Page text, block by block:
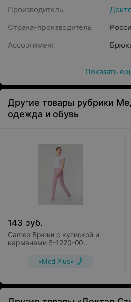
Производитель
Страна-производитель
Ассортимент
Показать
Другие товары рубрики
одежда и обувь
143 руб.
Cameo Брюки с кулиской и
карманами 5-1220-00
«Med Plus»